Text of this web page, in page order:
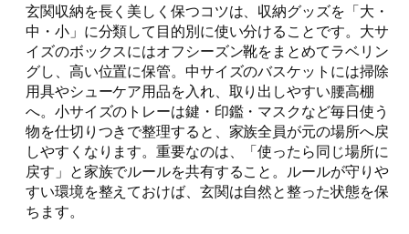
玄関収納を長く美しく保つコツは、収納グッズを「大・
中・小」に分類して目的別に使い分けることです。大サ
イズのボックスにはオフシーズン靴をまとめてラベリン
グし、高い位置に保管。中サイズのバスケットには掃除
用具やシューケア用品を入れ、取り出しやすい腰高棚
へ。小サイズのトレーは鍵・印鑑・マスクなど毎日使う
物を仕切りつきで整理すると、家族全員が元の場所へ戻
しやすくなります。重要なのは、「使ったら同じ場所に
戻す」と家族でルールを共有すること。ルールが守りや
すい環境を整えておけば、玄関は自然と整った状態を保
ちます。